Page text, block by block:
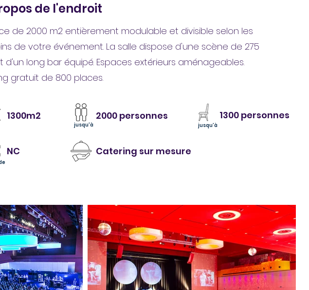
de l'endroit
de 2000 m2 entièrement modulable et divisible selon les
de votre événement. La salle dispose d'une scène de 275
d'un long bar équipé. Espaces extérieurs aménageables.
gratuit de 800 places.
1300m2 2000 personnes
jusqu'à jusqu'à
1300 personnes
NC Catering sur mesure